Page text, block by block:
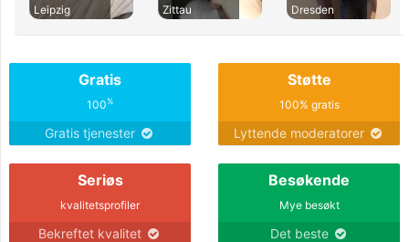
Leipzig
Zittau
Dresden
Gratis
100%
Gratis tjenester
Støtte
100% gratis
Lyttende moderatorer
Seriøs
kvalitetsprofiler
Bekreftet kvalitet
Besøkende
Mye besøkt
Det beste